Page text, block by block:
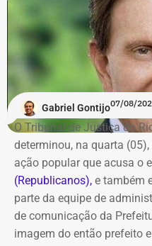
Os dados são públicos e
no sistema
Gabriel Gontijo07/08/
O Tribunal de Justiça do
determinou, na quarta
ação popular que acusa o
(Republicanos), e também
parte da equipe de
de comunicação da
imagem do então prefeito